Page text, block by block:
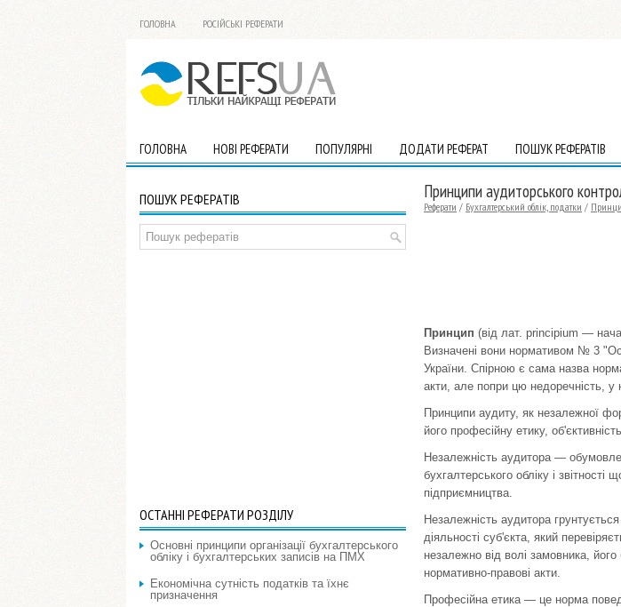
ГОЛОВНА РОСІЙСЬКІ РЕФЕРАТИ
ГОЛОВНА НОВІ РЕФЕРАТИ ПОПУЛЯРНІ ДОДАТИ РЕФЕРАТ ПОШУК РЕФЕРАТІВ
Принципи аудиторського
Реферати / Бухгалтерський облік, податки /
Принцип (від лат. principium —
Виз­начені вони нормативом № 3
Украї­ни. Спірною є сама назва
акти, але попри цю недоречність, у
Принципи аудиту, як незалежної
його професійну етику,
Незалежність аудитора —
бухгалтерського обліку і
підприємництва.
Незалежність аудитора
діяльності суб'єкта, який
незалежно від волі замовника,
нормативно-правові акти.
Професійна етика — це норма
ПОШУК РЕФЕРАТІВ
ОСТАННІ РЕФЕРАТИ РОЗДІЛУ
Основні принципи організації бухгалтерського
обліку і бухгалтерських записів на ПМХ
Економічна сутність податків та їхнє
призначення